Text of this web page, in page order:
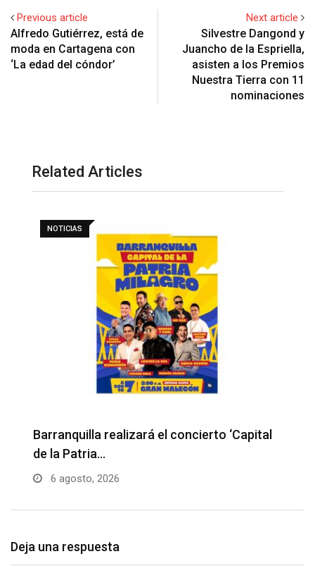
Previous article
Alfredo Gutiérrez, está de
moda en Cartagena con
‘La edad del cóndor’
Next article
Silvestre Dangond y
Juancho de la Espriella,
asisten a los Premios
Nuestra Tierra con 11
nominaciones
Related Articles
NOTICIAS
Barranquilla realizará el concierto ‘Capital
de la Patria…
6 agosto, 2026
Deja una respuesta